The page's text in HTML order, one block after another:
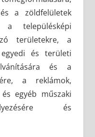
a zöldfelületek
a településképi
területekre, a
és területi
és a
a reklámok,
egyéb műszaki
és